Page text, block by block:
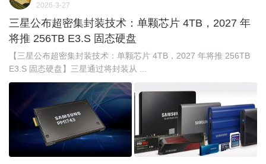
2026-3-27
三星公布超密集封装技术：单颗芯片 4TB，2027 年
将推 256TB E3.S 固态硬盘
【三星公布超密集封装技术：单颗芯片 4TB，2027 年将推 256TB
E3.S 固态硬盘】三星通过将封装从 ...